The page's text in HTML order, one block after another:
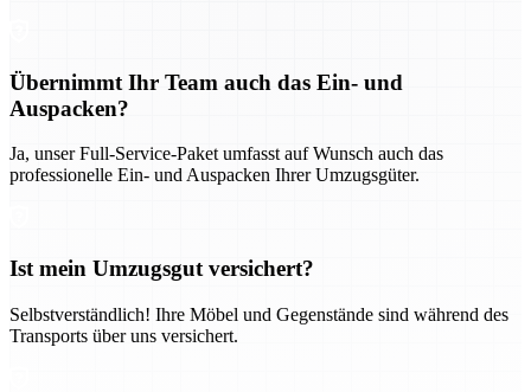
Übernimmt Ihr Team auch das Ein- und
Auspacken?
Ja, unser Full-Service-Paket umfasst auf Wunsch auch das
professionelle Ein- und Auspacken Ihrer Umzugsgüter.
Ist mein Umzugsgut versichert?
Selbstverständlich! Ihre Möbel und Gegenstände sind während des
Transports über uns versichert.